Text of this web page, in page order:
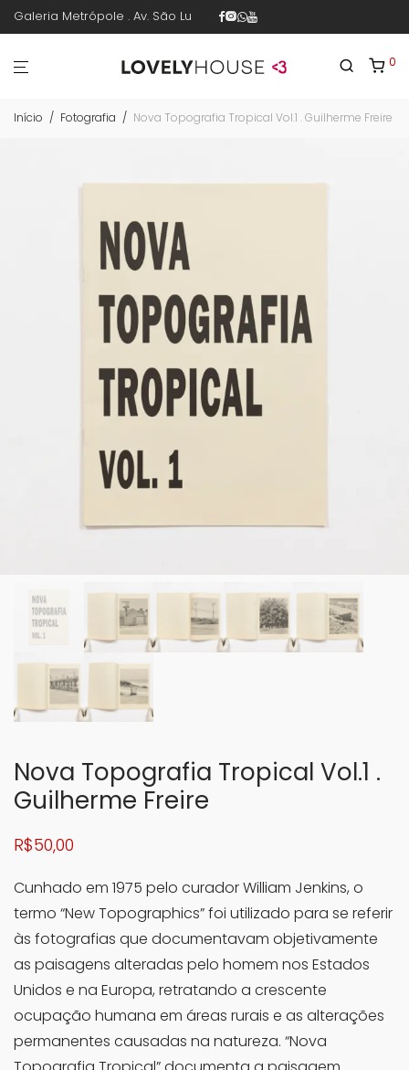
Galeria Metrópole . Av. São Luís 187 . sala 30 . 1º piso . República .
0
Início / Fotografia / Nova Topografia Tropical Vol.1 . Guilherme Freire
Nova Topografia Tropical Vol.1 .
Guilherme Freire
R$50,00
Cunhado em 1975 pelo curador William Jenkins, o
termo “New Topographics” foi utilizado para se referir
às fotografias que documentavam objetivamente
as paisagens alteradas pelo homem nos Estados
Unidos e na Europa, retratando a crescente
ocupação humana em áreas rurais e as alterações
permanentes causadas na natureza. “Nova